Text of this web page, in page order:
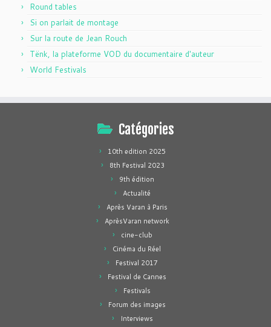
Round tables
Si on parlait de montage
Sur la route de Jean Rouch
Tënk, la plateforme VOD du documentaire d'auteur
World Festivals
Catégories
10th edition 2025
8th Festival 2023
9th édition
Actualité
Après Varan à Paris
AprèsVaran network
cine-club
Cinéma du Réel
Festival 2017
Festival de Cannes
Festivals
Forum des images
Interviews